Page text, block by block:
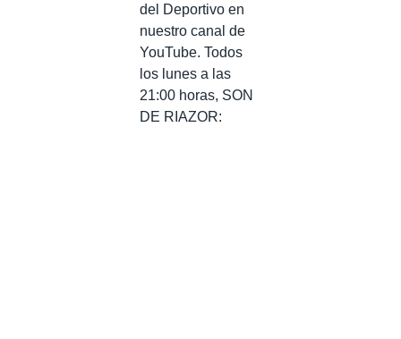
del Deportivo en
nuestro canal de
YouTube. Todos
los lunes a las
21:00 horas, SON
DE RIAZOR: